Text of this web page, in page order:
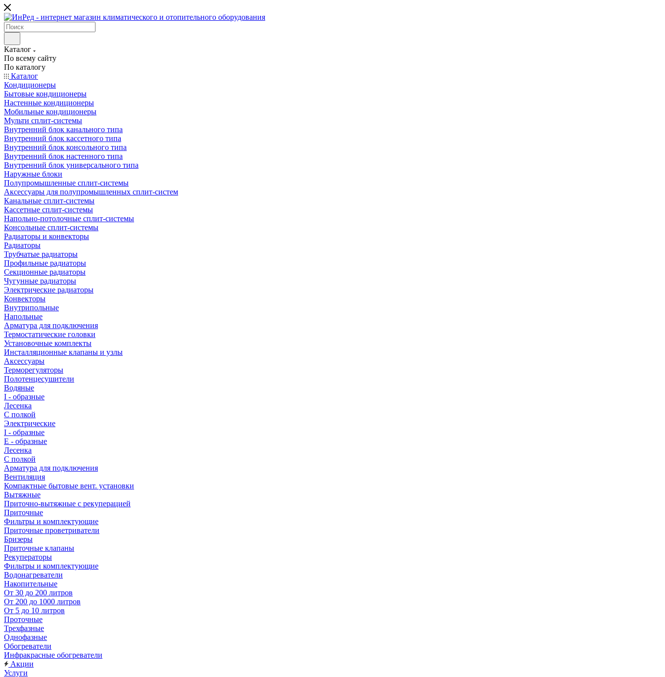
Каталог
По всему сайту
По каталогу
Каталог
Кондиционеры
Бытовые кондиционеры
Настенные кондиционеры
Мобильные кондиционеры
Мульти сплит-системы
Внутренний блок канального типа
Внутренний блок кассетного типа
Внутренний блок консольного типа
Внутренний блок настенного типа
Внутренний блок универсального типа
Наружные блоки
Полупромышленные сплит-системы
Аксессуары для полупромышленных сплит-систем
Канальные сплит-системы
Кассетные сплит-системы
Напольно-потолочные сплит-системы
Консольные сплит-системы
Радиаторы и конвекторы
Радиаторы
Трубчатые радиаторы
Профильные радиаторы
Секционные радиаторы
Чугунные радиаторы
Электрические радиаторы
Конвекторы
Внутрипольные
Напольные
Арматура для подключения
Термостатические головки
Установочные комплекты
Инсталляционные клапаны и узлы
Аксессуары
Терморегуляторы
Полотенцесушители
Водяные
I - образные
Лесенка
С полкой
Электрические
I - образные
E - образные
Лесенка
С полкой
Арматура для подключения
Вентиляция
Компактные бытовые вент. установки
Вытяжные
Приточно-вытяжные с рекуперацией
Приточные
Фильтры и комплектующие
Приточные проветриватели
Бризеры
Приточные клапаны
Рекуператоры
Фильтры и комплектующие
Водонагреватели
Накопительные
От 30 до 200 литров
От 200 до 1000 литров
От 5 до 10 литров
Проточные
Трехфазные
Однофазные
Обогреватели
Инфракрасные обогреватели
Акции
Услуги